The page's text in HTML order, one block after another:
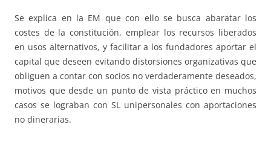
Se explica en la EM que con ello se busca abaratar los
costes de la constitución, emplear los recursos liberados
en usos alternativos, y facilitar a los fundadores aportar el
capital que deseen evitando distorsiones organizativas que
obliguen a contar con socios no verdaderamente deseados,
motivos que desde un punto de vista práctico en muchos
casos se lograban con SL unipersonales con aportaciones
no dinerarias.